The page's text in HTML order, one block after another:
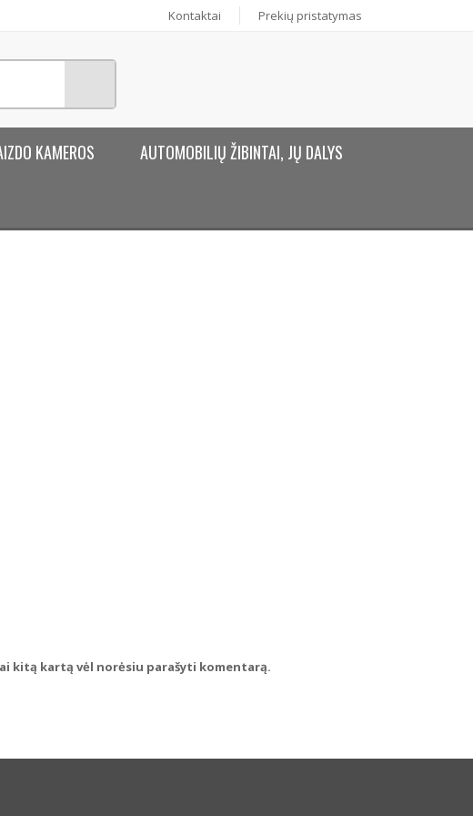
Kontaktai Prekių pristatymas
KAMEROS AUTOMOBILIŲ ŽIBINTAI, JŲ DALYS
kitą kartą vėl norėsiu parašyti komentarą.